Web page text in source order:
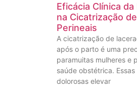
Eficácia Clínica
na Cicatrização
Perineais
A cicatrização de
após o parto é uma
paramuitas mulheres e
saúde obstétrica.
dolorosas elevar